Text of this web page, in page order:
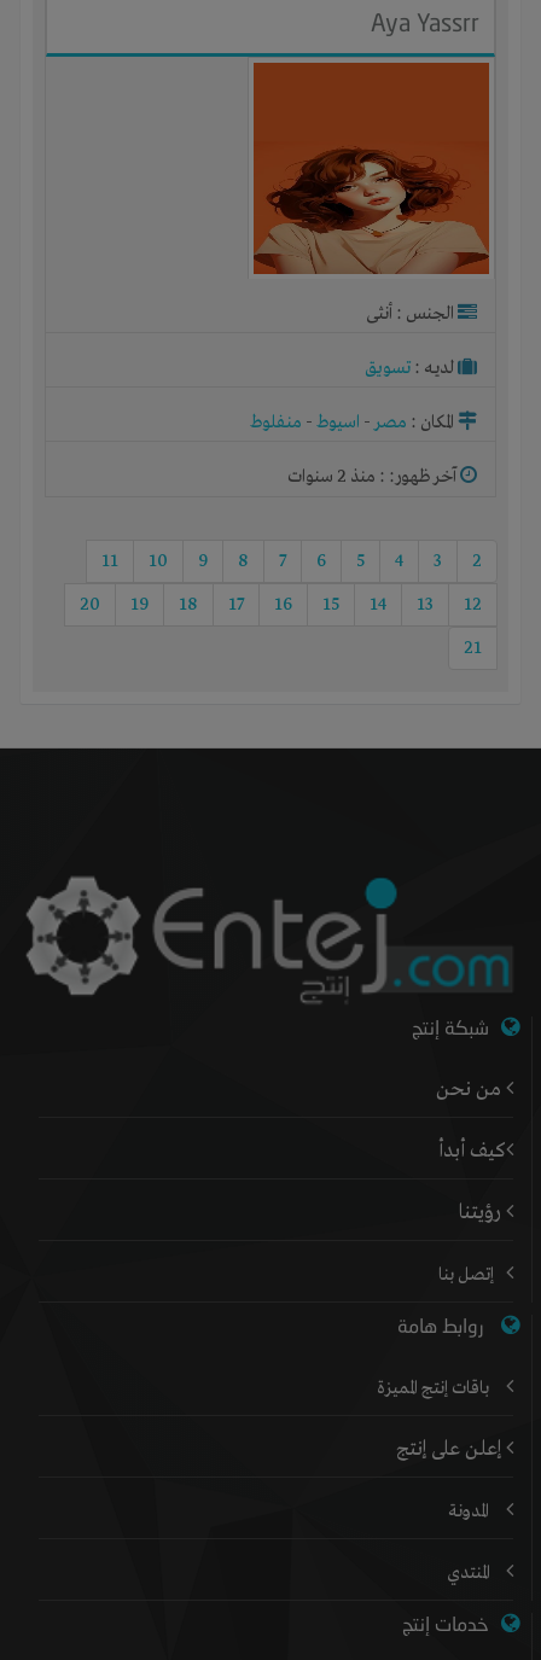
Aya Yassrr
الجنس : أنثى
لديـه : تسويق
المكان : مصر- اسيوط- منفلوط
آخر ظهور: : منذ 2 سنوات
2
3
4
5
6
7
8
9
10
11
12
13
14
15
16
17
18
19
20
21
شبكة إنتج
من نحن
كيف أبدأ
رؤيتنا
إتصل بنا
روابط هامة
باقات إنتج المميزة
إعلن على إنتج
المدونة
المنتدي
خدمات إنتج